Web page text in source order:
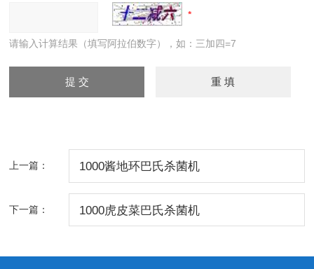
请输入计算结果（填写阿拉伯数字），如：三加四=7
上一篇： 1000酱地环巴氏杀菌机
下一篇： 1000虎皮菜巴氏杀菌机